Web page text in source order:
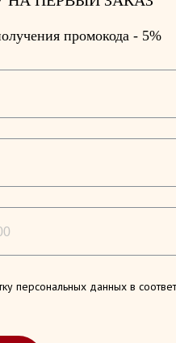
промокода - 5%
персональных данных в